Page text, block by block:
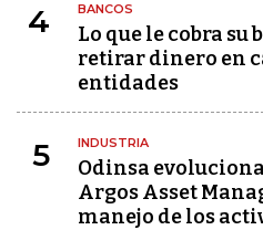
4 BANCOS
Lo que le cobra su
retirar dinero en
entidades
5 INDUSTRIA
Odinsa
Argos Asset
manejo de los